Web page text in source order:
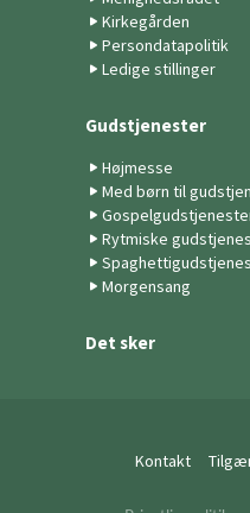
Kirkegården
Persondatapolitik
Ledige stillinger
Gudstjenester
Højmesse
Med børn til
Rytmiske
Morgensang
Det sker
Kontakt